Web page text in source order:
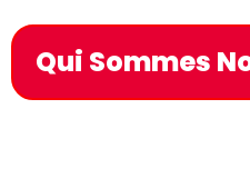
Qui Sommes